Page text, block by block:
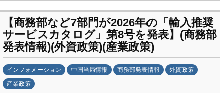
構
j
c
i
p
【商務部など7部門が2026年の「輸入推奨
サービスカタログ」第8号を発表】(商務部
発表情報)(外資政策)(産業政策)
インフォメーション 中国当局情報 商務部発表情報
外資政策
産業政策